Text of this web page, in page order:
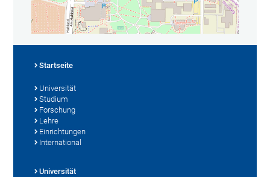
Startseite
Universität
Studium
Forschung
Lehre
Einrichtungen
International
Universität